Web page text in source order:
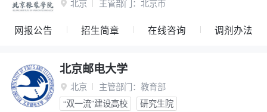
 北京 主管部门： 北京市
网报公告 招生简章 在线咨询 调剂办法
北京邮电大学
 北京 主管部门： 教育部
“双一流”建设高校
研究生院